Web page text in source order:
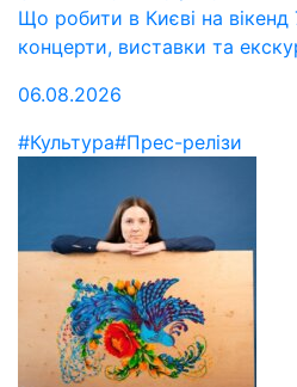
Що робити в Києві на вікенд
концерти, виставки та
06.08.2026
#Культура#Прес-релізи